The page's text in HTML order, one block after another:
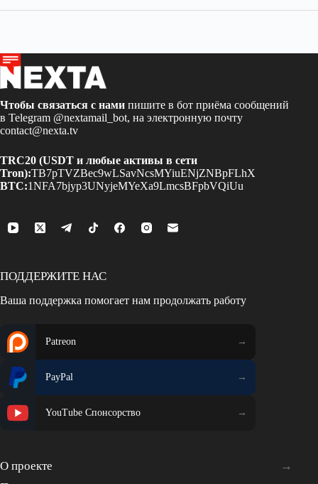
Чтобы связаться с нами пишите в бот приёма сообщений
в Telegram @nextamail_bot, на электронную почту
contact@nexta.tv
TRC20 (USDT и любые активы в сети
Tron):TB7pTVZBec9wLSavNcsMYiuENjZNBpFLhX
BTC:1NFA7bjyp3UNyjeMYeXa9LmcsBFpbVQiUu
ПОДДЕРЖИТЕ НАС
Ваша поддержка помогает нам продолжать работу
Patreon
PayPal
YouTube Спонсорство
О проекте